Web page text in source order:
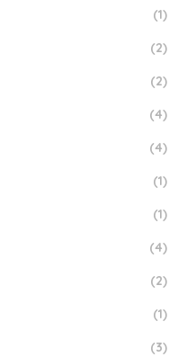
(1)
(2)
(2)
(4)
(4)
(1)
(1)
(4)
(2)
(1)
(3)